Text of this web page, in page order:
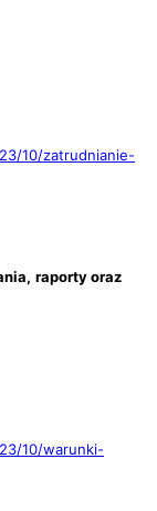
10/zatrudnianie-
raporty oraz
10/warunki-